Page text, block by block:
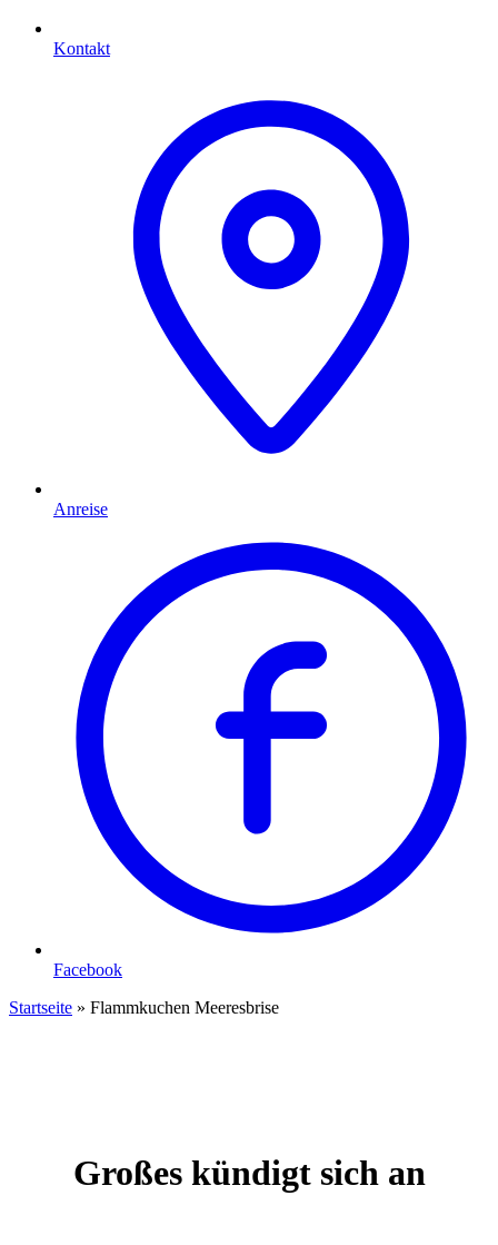
Kontakt
Anreise
Facebook
Startseite » Flammkuchen Meeresbrise
Großes kündigt sich an